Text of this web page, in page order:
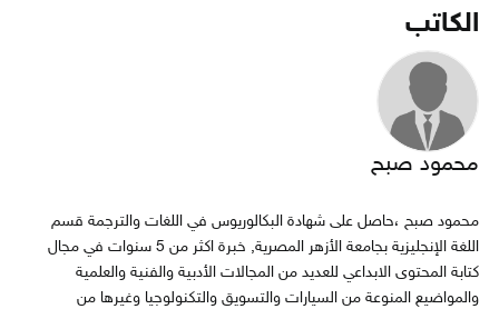
الكاتب
محمود صبح
محمود صبح ،حاصل على شهادة البكالوريوس في اللغات والترجمة قسم
اللغة الإنجليزية بجامعة الأزهر المصرية, خبرة اكثر من 5 سنوات في مجال
كتابة المحتوى الابداعي للعديد من المجالات الأدبية والفنية والعلمية
والمواضيع المنوعة من السيارات والتسويق والتكنولوجيا وغيرها من